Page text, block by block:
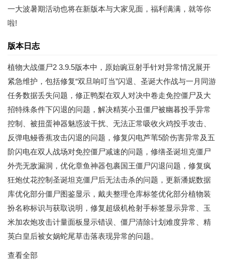
一大波暑期活动也将在新版本与大家见面，福利满满，就等你
啦!
版本日志
植物大战僵尸2 3.9.5版本中，原始豌豆射手针对异常情况展开
紧急维护，包括修复“双旦响叮当”闪退、圣诞大作战与一月同游
任务数据丢失问题，修正鸭梨在双人对决中卷走免控僵尸及大
招特殊条件下闪退的问题，解决精英小丑僵尸被幽暮投手异常
控制、被扭蛋神器魅惑波干扰、无法正常吸收火鸡投手攻击、
反弹电鳗香蕉攻击闪退的问题，修复闪电芦苇5阶伤害异常及五
阶闪电在双人战场对免控僵尸减速的问题，修缮圣诞坦克僵尸
外壳无敌漏洞，优化章鱼神器包裹国王僵尸闪退问题，修复疯
狂炮仗花控制圣诞坦克僵尸后无法击杀的问题，更新潘妮数据
库优化部分僵尸图鉴显示，戴夫整理仓库标签优化部分植物装
扮名称标识与获取说明，修复超级机枪射手标签显示异常、玉
米加农炮攻击计量面板显示错误、僵尸清除计划难度异常、精
英白皇后被女娲蛇尾草击落表现异常的问题。
查看全部